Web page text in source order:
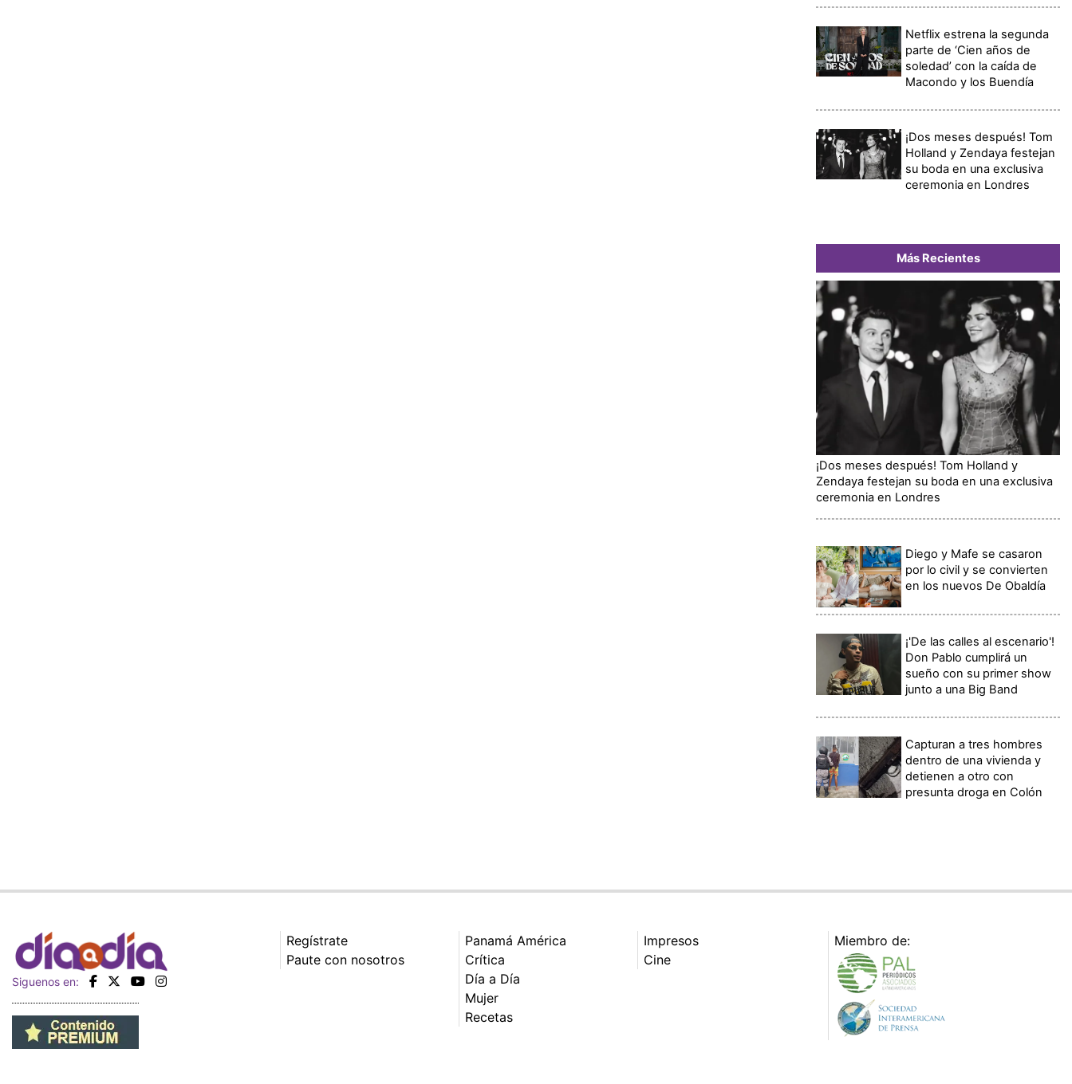
Netflix estrena la segunda
parte de ‘Cien años de
soledad’ con la caída de
Macondo y los Buendía
¡Dos meses después! Tom
Holland y Zendaya festejan
su boda en una exclusiva
ceremonia en Londres
Más Recientes
¡Dos meses después! Tom Holland y
Zendaya festejan su boda en una exclusiva
ceremonia en Londres
Diego y Mafe se casaron
por lo civil y se convierten
en los nuevos De Obaldía
¡'De las calles al escenario'!
Don Pablo cumplirá un
sueño con su primer show
junto a una Big Band
Capturan a tres hombres
dentro de una vivienda y
detienen a otro con
presunta droga en Colón
Siguenos en:
Regístrate
Paute con nosotros
Panamá América
Crítica
Día a Día
Mujer
Recetas
Impresos
Cine
Miembro de: